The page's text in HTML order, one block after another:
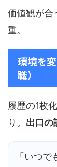
価値観が合
重。
環境を
職）
履歴の1枚
り。 出口の
「いつ